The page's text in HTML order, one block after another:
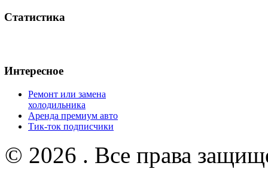
Статистика
Интересное
Ремонт или замена
холодильника
Аренда премиум авто
Тик-ток подписчики
© 2026 . Все права